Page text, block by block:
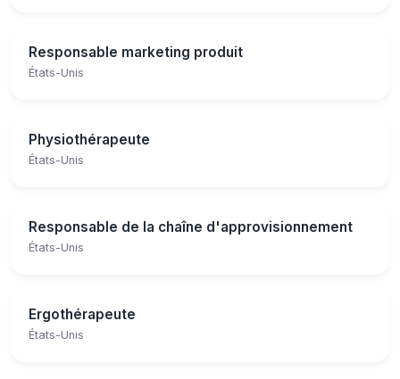
Responsable marketing produit
États-Unis
Physiothérapeute
États-Unis
Responsable de la chaîne d'approvisionnement
États-Unis
Ergothérapeute
États-Unis